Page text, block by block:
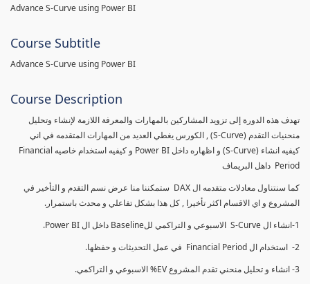
Advance S-Curve using Power BI
Course Subtitle
Advance S-Curve using Power BI
Course Description
تهدف هذه الدورة إلى تزويد المشاركين بالمهارات والمعرفة اللازمة لإنشاء وتحليل
منحنيات التقدم (S-Curve) , الكورس يغطي العديد من المهارات المتقدمه في اني
كيفيه انشاء (S-Curve) و اظهاره داخل Power BI و كيفيه استخدام خاصيه Financial
Period داهل البريماف
كما سنتناول معادلات متقدمه ال DAX ستمكننا منا عرض نسم التقدم و التأخير في
المشروع و اي الاقسام اكثر تأخيرا , كل هذا بشكل تفاعلي و محدث باستمرار.
1-انشاء ال S-Curve الاسبوعي و التراكمي للBaseline داخل ال Power BI.
2- استخدام ال Financial Period في عمل التحديثات و حفظها.
3- انشاء و تحليل منحني تقدم المشروع EV% الاسبوعي و التراكمي.